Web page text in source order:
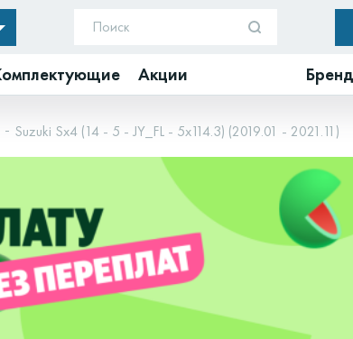
Акции
Suzuki Sx4 (14 - 5 - JY_FL - 5x114.3) (2019.01 - 2021.11)